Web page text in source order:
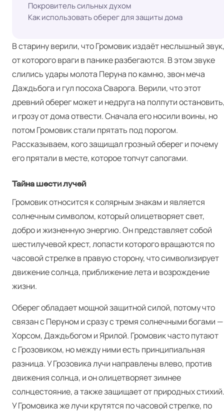
Покровитель сильных духом
Как использовать оберег для защиты дома
В старину верили, что Громовик издаёт неслышный звук,
от которого враги в панике разбегаются. В этом звуке
слились удары молота Перуна по камню, звон меча
Даждьбога и гул посоха Сварога. Верили, что этот
древний оберег может и недруга на полпути
и грозу от дома отвести. Сначала его носили воины, но
потом Громовик стали прятать под порогом.
Рассказываем, кого защищал грозный оберег и почему
его прятали в месте, которое топчут сапогами.
Тайна шести лучей
Громовик относится к солярным знакам и является
солнечным символом, который олицетворяет свет,
добро и жизненную энергию. Он представляет собой
шестилучевой крест, лопасти которого вращаются по
часовой стрелке в правую сторону, что символизирует
движение солнца, приближение лета и возрождение
жизни.
Оберег обладает мощной защитной силой, потому что
связан с Перуном и сразу с тремя солнечными богами —
Хорсом, Даждьбогом и Ярилой. Громовик часто путают
с Грозовиком, но между ними есть принципиальная
разница. У Грозовика лучи направлены влево, против
движения солнца, и он олицетворяет зимнее
солнцестояние, а также защищает от природных стихий.
У Громовика же лучи крутятся по часовой стрелке, по